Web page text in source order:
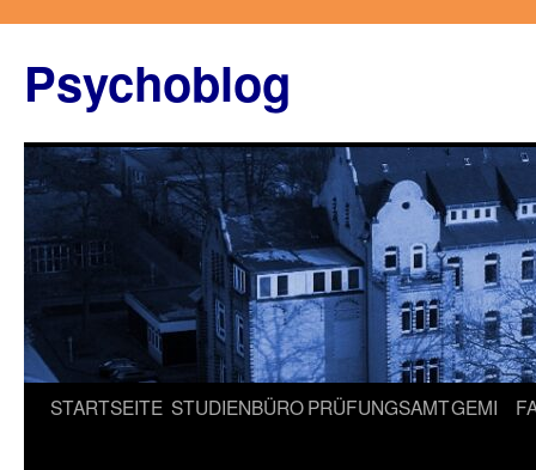
springen
Psychoblog
STARTSEITE STUDIENBÜROPRÜFUNGSAMTGEMI